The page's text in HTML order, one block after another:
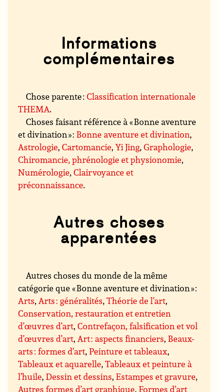
Informations
complémentaires
Chose parente :Classification internationale
THEMA.
Choses faisant référence à « Bonne aventure
et divination » : Bonne aventure et divination,
Astrologie,Cartomancie,Yi Jing,Graphologie,
Chiromancie, phrénologie et physionomie,
Numérologie,Clairvoyance et
préconnaissance.
Autres choses
apparentées
Autres choses du monde de la même
catégorie que « Bonne aventure et divination » :
Arts,Arts : généralités,Théorie de l’art,
Conservation, restauration et entretien
d’œuvres d’art,Contrefaçon, falsification et vol
d’œuvres d’art,Art : aspects financiers, Beaux-
arts : formes d’art,Peinture et tableaux,
Tableaux et aquarelle,Tableaux et peinture à
l’huile,Dessin et dessins,Estampes et gravure,
Autres formes d’art graphique,Formes d’art